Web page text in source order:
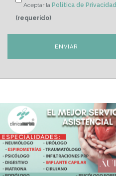
Aceptar la Política de Privacidad
(requerido)